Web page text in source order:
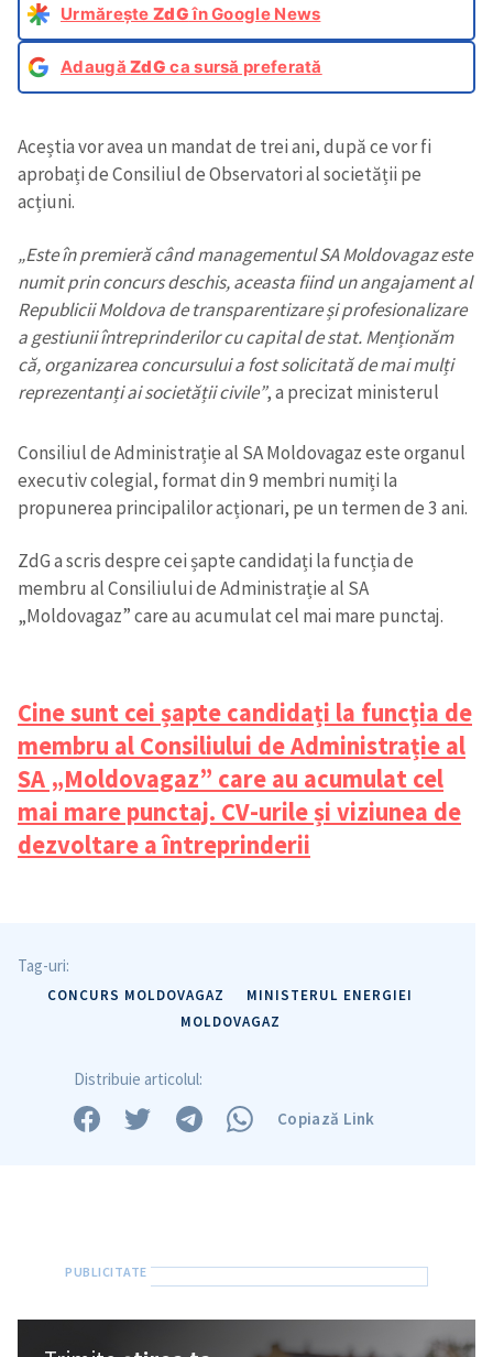
Urmărește ZdGîn Google News
AdaugăZdG ca sursă preferată
Aceștia vor avea un mandat de trei ani, după ce vor fi
aprobați de Consiliul de Observatori al societății pe
acțiuni.
„Este în premieră când managementul SA Moldovagaz este
numit prin concurs deschis, aceasta fiind un angajament al
Republicii Moldova de transparentizare și profesionalizare
a gestiunii întreprinderilor cu capital de stat. Menționăm
că, organizarea concursului a fost solicitată de mai mulți
reprezentanți ai societății civile”, a precizat ministerul
Consiliul de Administrație al SA Moldovagaz este organul
executiv colegial, format din 9 membri numiți la
propunerea principalilor acționari, pe un termen de 3 ani.
ZdG a scris despre cei șapte candidați la funcția de
membru al Consiliului de Administrație al SA
„Moldovagaz” care au acumulat cel mai mare punctaj.
Cine sunt cei șapte candidați la funcția de
membru al Consiliului de Administrație al
SA „Moldovagaz” care au acumulat cel
mai mare punctaj. CV-urile și viziunea de
dezvoltare a întreprinderii
Tag-uri:
CONCURS MOLDOVAGAZ
MINISTERUL ENERGIEI
MOLDOVAGAZ
Distribuie articolul:
Copiază Link